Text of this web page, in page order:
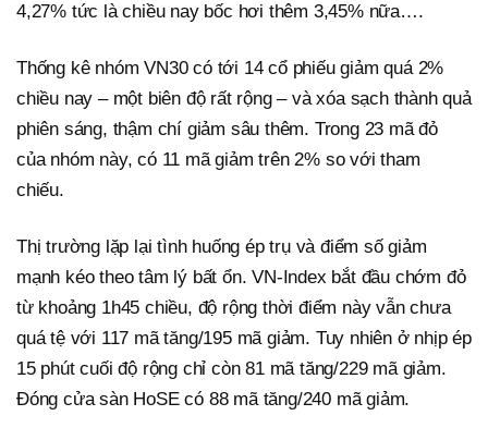
4,27% tức là chiều nay bốc hơi thêm 3,45% nữa….
Thống kê nhóm VN30 có tới 14 cổ phiếu giảm quá 2%
chiều nay – một biên độ rất rộng – và xóa sạch thành quả
phiên sáng, thậm chí giảm sâu thêm. Trong 23 mã đỏ
của nhóm này, có 11 mã giảm trên 2% so với tham
chiếu.
Thị trường lặp lại tình huống ép trụ và điểm số giảm
mạnh kéo theo tâm lý bất ổn. VN-Index bắt đầu chớm đỏ
từ khoảng 1h45 chiều, độ rộng thời điểm này vẫn chưa
quá tệ với 117 mã tăng/195 mã giảm. Tuy nhiên ở nhịp ép
15 phút cuối độ rộng chỉ còn 81 mã tăng/229 mã giảm.
Đóng cửa sàn HoSE có 88 mã tăng/240 mã giảm.